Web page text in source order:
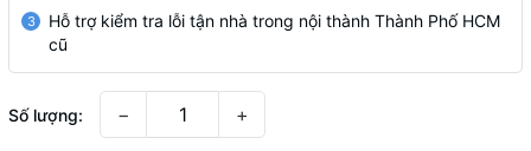
3
Hỗ trợ kiểm tra lỗi tận nhà trong nội thành Thành Phố HCM
cũ
Số lượng: − +